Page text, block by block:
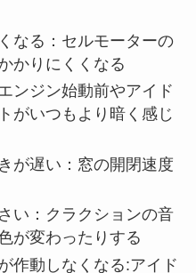
なる：セルモーターの
かりにくくなる
ンジン始動前やアイド
がいつもより暗く感じ
が遅い：窓の開閉速度
い：クラクションの音
が変わったりする
作動しなくなる:アイド